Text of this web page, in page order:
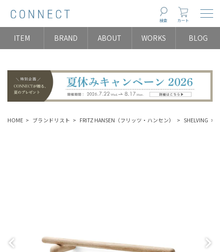
検索 カート
ITEM BRAND ABOUT WORKS BLOG
HOME ブランドリスト FRITZ HANSEN（フリッツ・ハンセン） SHELVING